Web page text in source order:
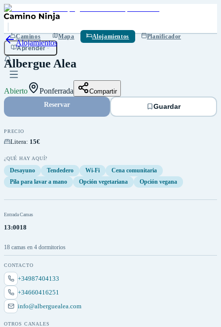
Caminos Mapa Alojamientos
Planificador
Aprender
Alojamientos
Albergue Alea
Abierto Ponferrada Compartir
Reservar Guardar
PRECIO
Litera: 15€
¿QUÉ HAY AQUÍ?
Desayuno Tendedero Wi-Fi
Cena comunitaria
Pila para lavar a mano
Opción vegetariana Opción vegana
Entrada
13:00
Camas
18
18 camas en 4 dormitorios
CONTACTO
+34987404133
+34660416251
info@alberguealea.com
OTROS CANALES